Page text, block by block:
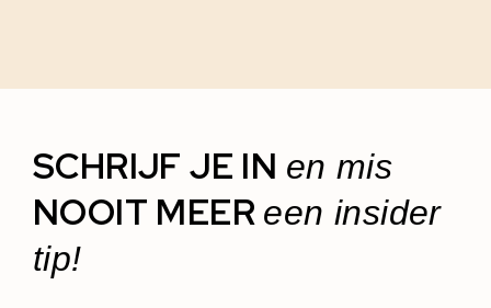
SCHRIJF JE IN en mis
NOOIT MEER een insider
tip!